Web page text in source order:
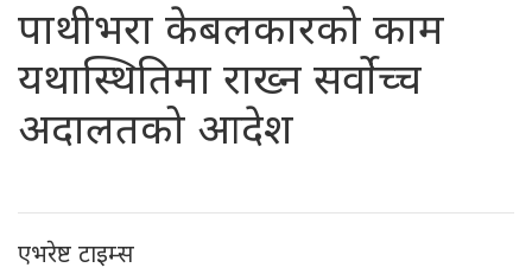
पाथीभरा केबलकारको काम
यथास्थितिमा राख्न सर्वोच्च
अदालतको आदेश
एभरेष्ट टाइम्स